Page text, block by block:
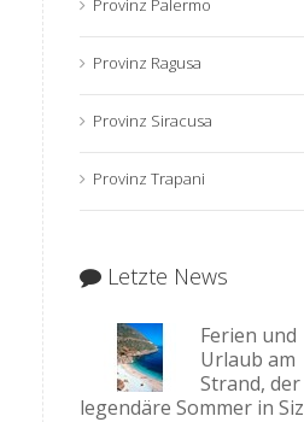
Provinz Palermo
Provinz Ragusa
Provinz Siracusa
Provinz Trapani
Letzte News
Ferien und
Urlaub am
Strand, der
legendäre Sommer in